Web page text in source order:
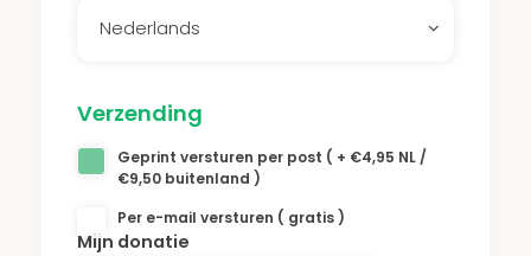
Bekijkhiereen video van het Yatir woud.
Nederlands
Verzending
Geprint versturen per post ( + €4,95 NL /
€9,50 buitenland )
Per e-mail versturen ( gratis )
Mijn donatie